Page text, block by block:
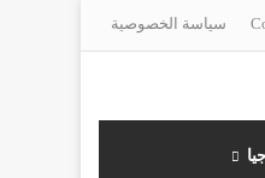
سياسة الخصوصية